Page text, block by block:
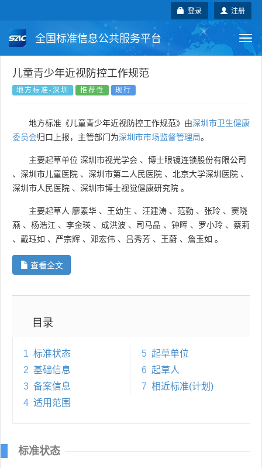
注册
登录
全国标准信息公共服务平台
国家标准 行业标准
国外标准 技术委员会
儿童青少年近视防控工作规范
地方标准-深圳 推荐性 现行
地方标准《儿童青少年近视防控工作规范》由深圳市卫生健康
委员会归口上报，主管部门为深圳市市场监督管理局。
主要起草单位 深圳市视光学会 、 博士眼镜连锁股份有限公司
、 深圳市儿童医院 、 深圳市第二人民医院 、 北京大学深圳医院 、
深圳市人民医院 、 深圳市博士视觉健康研究院 。
主要起草人 廖素华 、 王幼生 、 汪建涛 、 范勤 、 张玲 、 窦晓
燕 、 杨浩江 、 李金瑛 、 成洪波 、 司马晶 、 钟晖 、 罗小玲 、 蔡莉
、 戴珏如 、 严宗辉 、 邓宏伟 、 吕秀芳 、 王蔚 、 詹玉如 。
查看全文
目录
1 标准状态
2 基础信息
3 备案信息
4 适用范围
5 起草单位
6 起草人
7 相近标准(计划)
标准状态